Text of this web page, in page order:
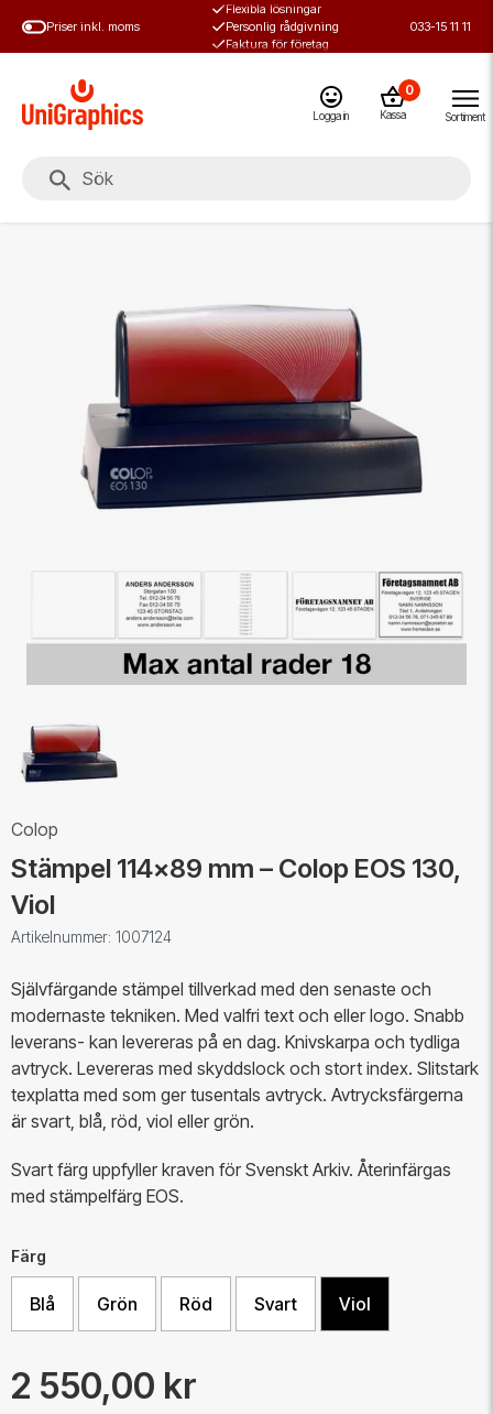
Priser inkl. moms
Flexibla lösningar
Personlig rådgivning
Faktura för företag
033-15 11 11
Logga in
0
Kassa Sortiment
Colop
Stämpel 114x89 mm – Colop EOS 130,
Viol
Artikelnummer: 1007124
Självfärgande stämpel tillverkad med den senaste och
modernaste tekniken. Med valfri text och eller logo. Snabb
leverans- kan levereras på en dag. Knivskarpa och tydliga
avtryck. Levereras med skyddslock och stort index. Slitstark
texplatta med som ger tusentals avtryck. Avtrycksfärgerna
är svart, blå, röd, viol eller grön.
​Svart färg uppfyller kraven för Svenskt Arkiv. Återinfärgas
med stämpelfärg EOS.
Färg
Blå Grön Röd Svart Viol
2 550,00 kr